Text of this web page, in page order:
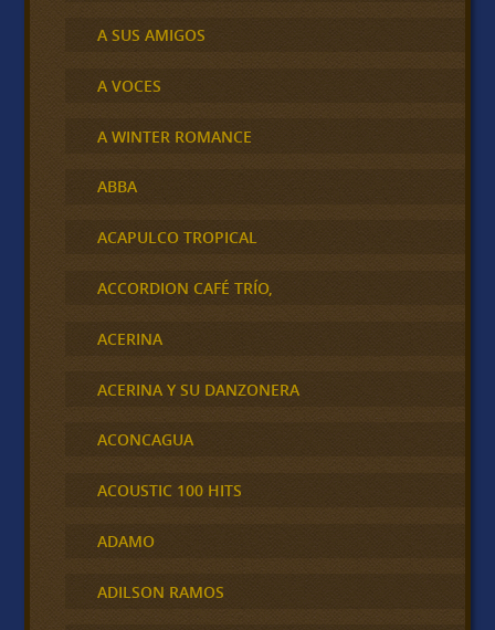
A SUS AMIGOS
A VOCES
A WINTER ROMANCE
ABBA
ACAPULCO TROPICAL
ACCORDION CAFÉ TRÍO,
ACERINA
ACERINA Y SU DANZONERA
ACONCAGUA
ACOUSTIC 100 HITS
ADAMO
ADILSON RAMOS